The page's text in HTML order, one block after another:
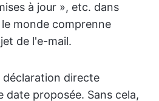
à jour », etc. dans
monde comprenne
de l'e-mail.
déclaration directe
date proposée. Sans cela,